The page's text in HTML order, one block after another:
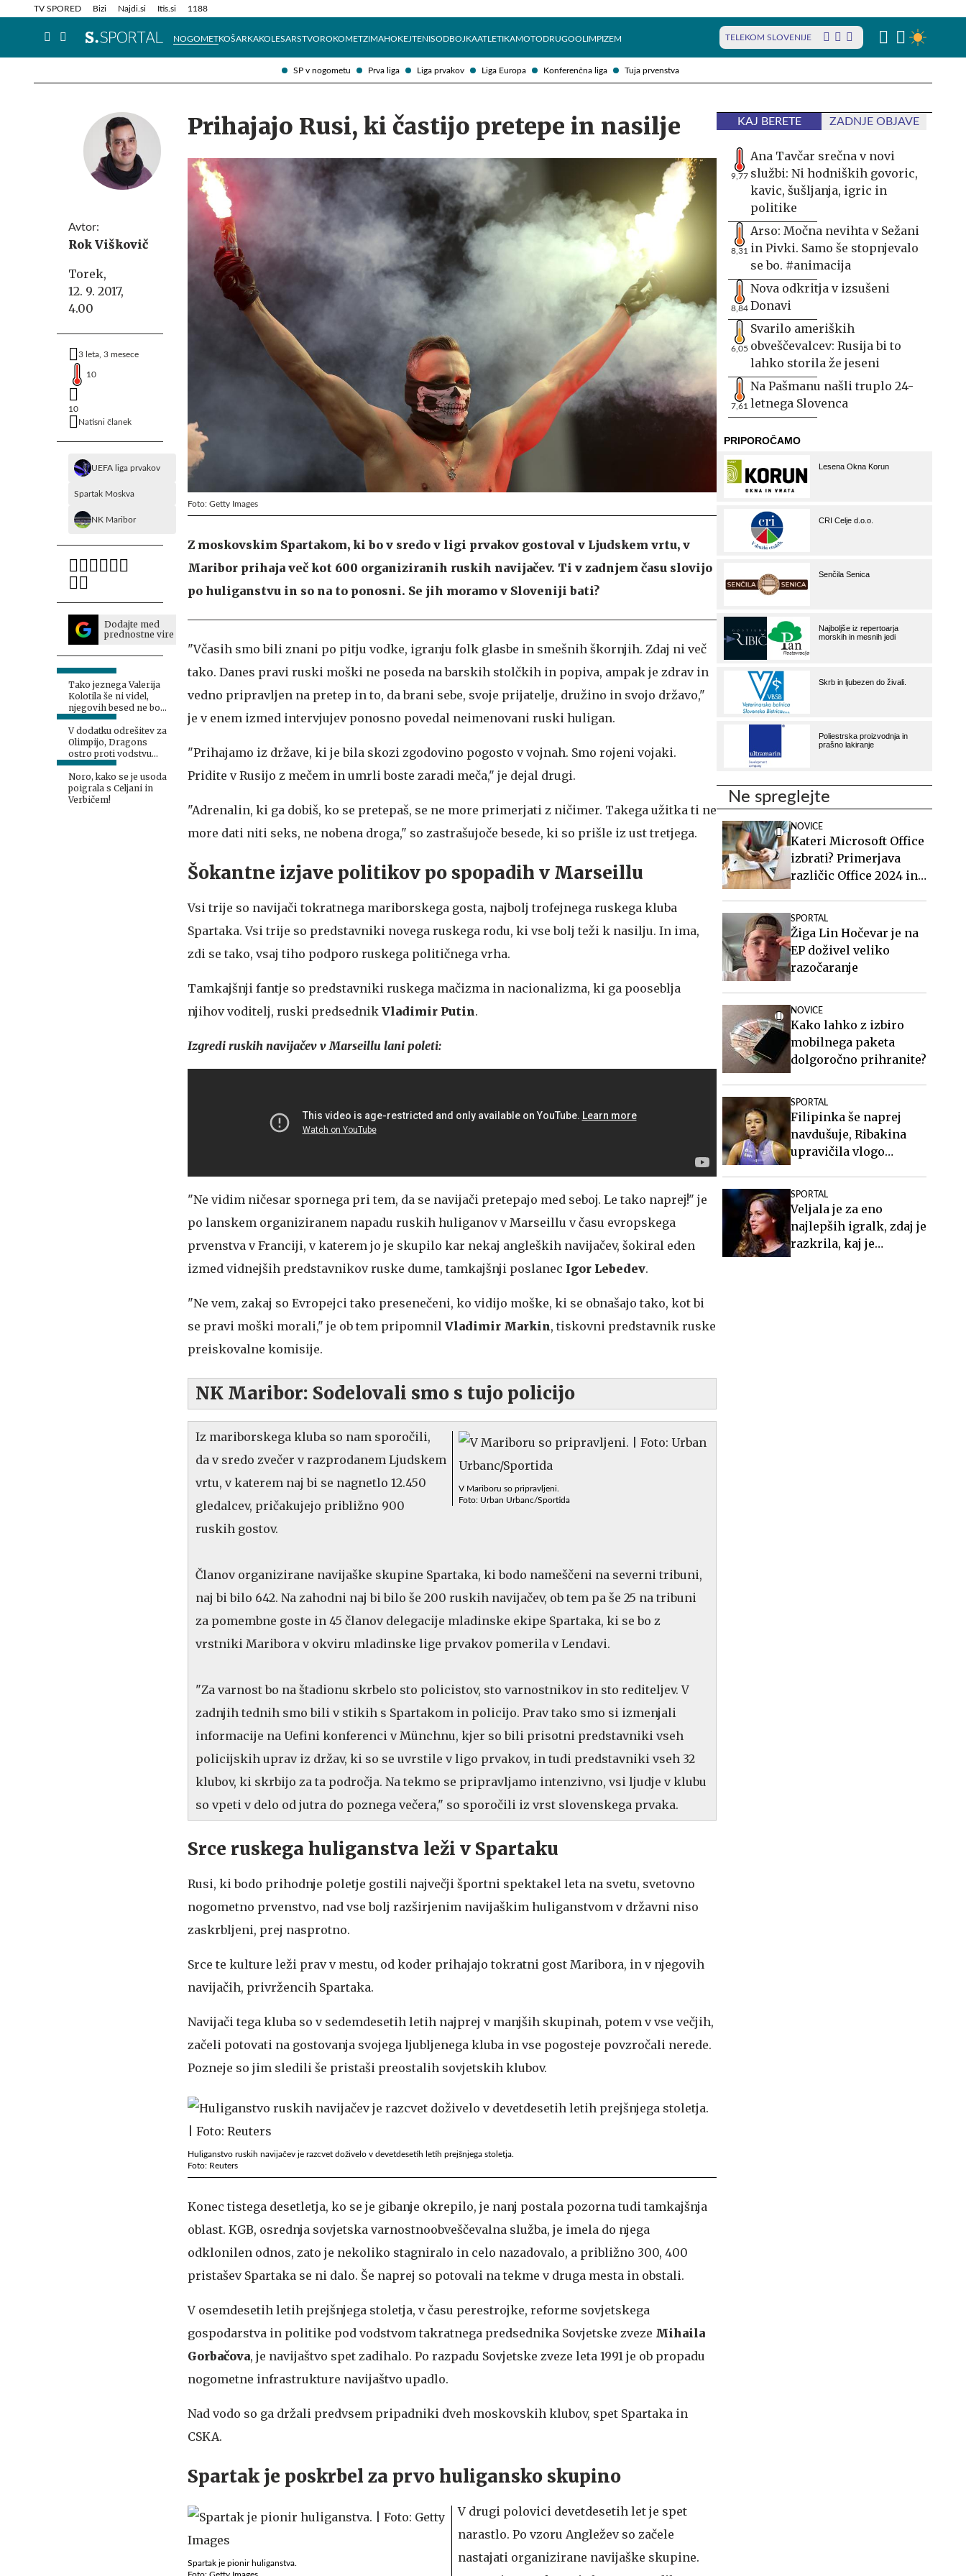
SP v nogometu Prva liga Liga prvakov Liga Europa Konferenčna liga Tuja prvenstva
TV SPORED Bizi Najdi.si Itis.si 1188
NOGOMETKOŠARKAKOLESARSTVOROKOMETZIMAHOKEJTENISODBOJKAATLETIKAMOTODRUGOOLIMPIZEM TELEKOM SLOVENIJE
Info in obvestila Tehnik
Avtor:
Rok Viškovič
Torek,
12. 9. 2017,
4.00
3 leta, 3 mesece
10
10
Natisni članek
UEFA liga prvakov
Spartak Moskva
NK Maribor
Dodajte med
prednostne vire
Tako jeznega Valerija
Kolotila še ni videl,
njegovih besed ne bo
pozabil nikoli
V dodatku odrešitev za
Olimpijo, Dragons
ostro proti vodstvu
kluba
Noro, kako se je usoda
poigrala s Celjani in
Verbičem!
Prihajajo Rusi, ki častijo pretepe in nasilje
Foto: Getty Images
Z moskovskim Spartakom, ki bo v sredo v ligi prvakov gostoval v Ljudskem vrtu, v
Maribor prihaja več kot 600 organiziranih ruskih navijačev. Ti v zadnjem času slovijo
po huliganstvu in so na to ponosni. Se jih moramo v Sloveniji bati?
"Včasih smo bili znani po pitju vodke, igranju folk glasbe in smešnih škornjih. Zdaj ni več
tako. Danes pravi ruski moški ne poseda na barskih stolčkih in popiva, ampak je zdrav in
vedno pripravljen na pretep in to, da brani sebe, svoje prijatelje, družino in svojo državo,"
je v enem izmed intervjujev ponosno povedal neimenovani ruski huligan.
"Prihajamo iz države, ki je bila skozi zgodovino pogosto v vojnah. Smo rojeni vojaki.
Pridite v Rusijo z mečem in umrli boste zaradi meča," je dejal drugi.
"Adrenalin, ki ga dobiš, ko se pretepaš, se ne more primerjati z ničimer. Takega užitka ti ne
more dati niti seks, ne nobena droga," so zastrašujoče besede, ki so prišle iz ust tretjega.
Šokantne izjave politikov po spopadih v Marseillu
Vsi trije so navijači tokratnega mariborskega gosta, najbolj trofejnega ruskega kluba
Spartaka. Vsi trije so predstavniki novega ruskega rodu, ki vse bolj teži k nasilju. In ima,
zdi se tako, vsaj tiho podporo ruskega političnega vrha.
Tamkajšnji fantje so predstavniki ruskega mačizma in nacionalizma, ki ga pooseblja
njihov voditelj, ruski predsednik Vladimir Putin.
Izgredi ruskih navijačev v Marseillu lani poleti:
"Ne vidim ničesar spornega pri tem, da se navijači pretepajo med seboj. Le tako naprej!" je
po lanskem organiziranem napadu ruskih huliganov v Marseillu v času evropskega
prvenstva v Franciji, v katerem jo je skupilo kar nekaj angleških navijačev, šokiral eden
izmed vidnejših predstavnikov ruske dume, tamkajšnji poslanec Igor Lebedev.
"Ne vem, zakaj so Evropejci tako presenečeni, ko vidijo moške, ki se obnašajo tako, kot bi
se pravi moški morali," je ob tem pripomnil Vladimir Markin, tiskovni predstavnik ruske
preiskovalne komisije.
NK Maribor: Sodelovali smo s tujo policijo
V Mariboru so pripravljeni.
Foto: Urban Urbanc/Sportida
Iz mariborskega kluba so nam sporočili,
da v sredo zvečer v razprodanem Ljudskem
vrtu, v katerem naj bi se nagnetlo 12.450
gledalcev, pričakujejo približno 900
ruskih gostov.
Članov organizirane navijaške skupine Spartaka, ki bodo nameščeni na severni tribuni,
naj bi bilo 642. Na zahodni naj bi bilo še 200 ruskih navijačev, ob tem pa še 25 na tribuni
za pomembne goste in 45 članov delegacije mladinske ekipe Spartaka, ki se bo z
vrstniki Maribora v okviru mladinske lige prvakov pomerila v Lendavi.
"Za varnost bo na štadionu skrbelo sto policistov, sto varnostnikov in sto rediteljev. V
zadnjih tednih smo bili v stikih s Spartakom in policijo. Prav tako smo si izmenjali
informacije na Uefini konferenci v Münchnu, kjer so bili prisotni predstavniki vseh
policijskih uprav iz držav, ki so se uvrstile v ligo prvakov, in tudi predstavniki vseh 32
klubov, ki skrbijo za ta področja. Na tekmo se pripravljamo intenzivno, vsi ljudje v klubu
so vpeti v delo od jutra do poznega večera," so sporočili iz vrst slovenskega prvaka.
Srce ruskega huliganstva leži v Spartaku
Rusi, ki bodo prihodnje poletje gostili največji športni spektakel leta na svetu, svetovno
nogometno prvenstvo, nad vse bolj razširjenim navijaškim huliganstvom v državni niso
zaskrbljeni, prej nasprotno.
Srce te kulture leži prav v mestu, od koder prihajajo tokratni gost Maribora, in v njegovih
navijačih, privržencih Spartaka.
Navijači tega kluba so v sedemdesetih letih najprej v manjših skupinah, potem v vse večjih,
začeli potovati na gostovanja svojega ljubljenega kluba in vse pogosteje povzročali nerede.
Pozneje so jim sledili še pristaši preostalih sovjetskih klubov.
Huliganstvo ruskih navijačev je razcvet doživelo v devetdesetih letih prejšnjega stoletja.
Foto: Reuters
Konec tistega desetletja, ko se je gibanje okrepilo, je nanj postala pozorna tudi tamkajšnja
oblast. KGB, osrednja sovjetska varnostnoobveščevalna služba, je imela do njega
odklonilen odnos, zato je nekoliko stagniralo in celo nazadovalo, a približno 300, 400
pristašev Spartaka se ni dalo. Še naprej so potovali na tekme v druga mesta in obstali.
V osemdesetih letih prejšnjega stoletja, v času perestrojke, reforme sovjetskega
gospodarstva in politike pod vodstvom takratnega predsednika Sovjetske zveze Mihaila
Gorbačova, je navijaštvo spet zadihalo. Po razpadu Sovjetske zveze leta 1991 je ob propadu
nogometne infrastrukture navijaštvo upadlo.
Nad vodo so ga držali predvsem pripadniki dveh moskovskih klubov, spet Spartaka in
CSKA.
Spartak je poskrbel za prvo huligansko skupino
Spartak je pionir huliganstva.
V drugi polovici devetdesetih let je spet
narastlo. Po vzoru Angležev so začele
nastajati organizirane navijaške skupine.
KAJ BERETE ZADNJE OBJAVE
9,77
Ana Tavčar srečna v novi
službi: Ni hodniških govoric,
kavic, šušljanja, igric in
politike
8,31
Arso: Močna nevihta v Sežani
in Pivki. Samo še stopnjevalo
se bo. #animacija
8,84
Nova odkritja v izsušeni
Donavi
6,05
Svarilo ameriških
obveščevalcev: Rusija bi to
lahko storila že jeseni
7,61
Na Pašmanu našli truplo 24-
letnega Slovenca
Ne spreglejte
NOVICE
Kateri Microsoft Office
izbrati? Primerjava
različic Office 2024 in
SPORTAL
Žiga Lin Hočevar je na
EP doživel veliko
razočaranje
NOVICE
Kako lahko z izbiro
mobilnega paketa
dolgoročno prihranite?
SPORTAL
Filipinka še naprej
navdušuje, Ribakina
upravičila vlogo
SPORTAL
Veljala je za eno
najlepših igralk, zdaj je
razkrila, kaj je